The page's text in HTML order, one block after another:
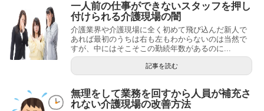
一人前の仕事ができないスタッフを押し
付けられる介護現場の闇
介護業界や介護現場に全く初めて飛び込んだ新人で
あれば最初のうちは右も左もわからないのは当然で
すが、中にはそこそこの勤続年数があるのに...
記事を読む
無理をして業務を回すから人員が補充さ
れない介護現場の改善方法